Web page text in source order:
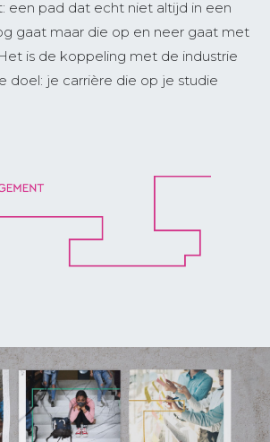
een pad dat echt niet altijd in een
gaat maar die op en neer gaat met
is de koppeling met de industrie
doel: je carrière die op je studie